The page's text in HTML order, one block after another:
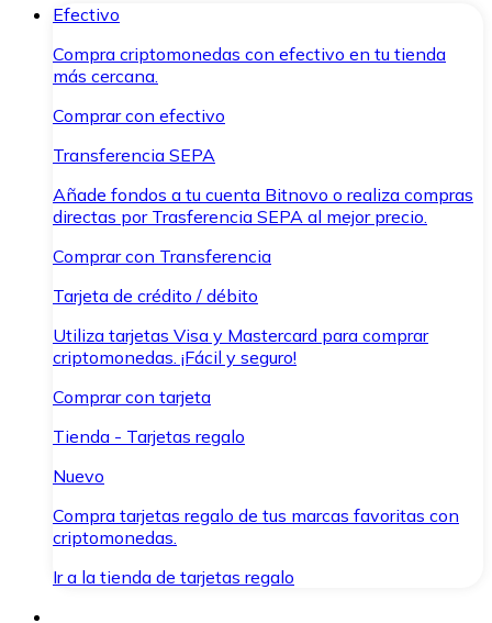
Efectivo
Compra criptomonedas con efectivo en tu tienda
más cercana.
Comprar con efectivo
Transferencia SEPA
Añade fondos a tu cuenta Bitnovo o realiza compras
directas por Trasferencia SEPA al mejor precio.
Comprar con Transferencia
Tarjeta de crédito / débito
Utiliza tarjetas Visa y Mastercard para comprar
criptomonedas. ¡Fácil y seguro!
Comprar con tarjeta
Tienda - Tarjetas regalo
Nuevo
Compra tarjetas regalo de tus marcas favoritas con
criptomonedas.
Ir a la tienda de tarjetas regalo